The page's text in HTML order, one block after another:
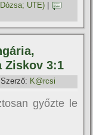
UTE)
Ziskov 3:1
Szerző: K@rcsi
győzte le